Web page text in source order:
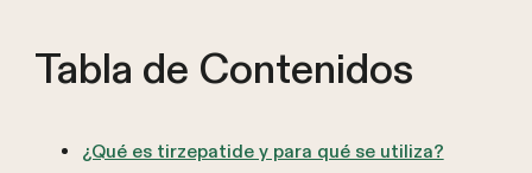
Tabla de Contenidos
¿Qué es tirzepatide y para qué se utiliza?